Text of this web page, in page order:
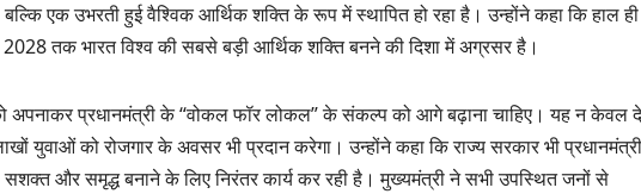
बल्कि एक उभरती हुई वैश्विक आर्थिक शक्ति के रूप में स्थापित हो रहा है। उन्होंने कहा कि हाल
2028 तक भारत विश्व की सबसे बड़ी आर्थिक शक्ति बनने की दिशा में अग्रसर है।
अपनाकर प्रधानमंत्री के “वोकल फॉर लोकल” के संकल्प को आगे बढ़ाना चाहिए। यह न केवल
युवाओं को रोजगार के अवसर भी प्रदान करेगा। उन्होंने कहा कि राज्य सरकार भी
और समृद्ध बनाने के लिए निरंतर कार्य कर रही है। मुख्यमंत्री ने सभी उपस्थित जनों से